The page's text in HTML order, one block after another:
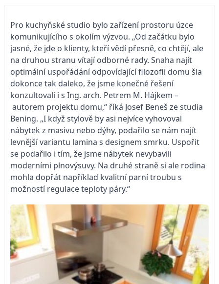
Pro kuchyňské studio bylo zařízení prostoru úzce
komunikujícího s okolím výzvou. „Od začátku bylo
jasné, že jde o klienty, kteří vědí přesně, co chtějí, ale
na druhou stranu vítají odborné rady. Snaha najít
optimální uspořádání odpovídající filozofii domu šla
dokonce tak daleko, že jsme konečné řešení
konzultovali i s Ing. arch. Petrem M. Hájkem –
autorem projektu domu,“ říká Josef Beneš ze studia
Bening. „I když stylově by asi nejvíce vyhovoval
nábytek z masivu nebo dýhy, podařilo se nám najít
levnější variantu lamina s designem smrku. Uspořit
se podařilo i tím, že jsme nábytek nevybavili
moderními plnovýsuvy. Na druhé straně si ale rodina
mohla dopřát například kvalitní parní troubu s
možností regulace teploty páry.“